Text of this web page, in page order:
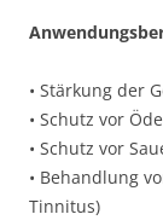
• Stärkung der
• Schutz vor
• Schutz vor
• Behandlung
Tinnitus)